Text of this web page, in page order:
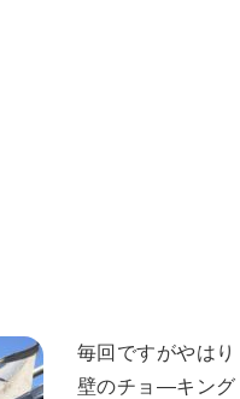
前
毎回ですがやはり
壁のチョ―キング